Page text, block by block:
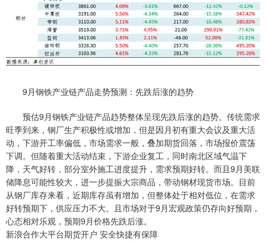
9月钢铁产业链产品走势预测：先跌后涨的趋势
预估9月钢铁产业链产品趋势整体呈现先跌后涨的趋势。传统需求
旺季到来，钢厂生产积极性或增加，但是因月初有重大会议及重大活
动，下游开工率偏低，市场需求一般，叠加期货回落，市场报价震荡
下调。但随着重大活动结束，下游企业复工，同时南北区域气温下
降，天气好转，部分室外施工进度提升，需求预期好转。而且9月美联
储降息可能性较大，进一步提振大宗商品，带动钢材现货市场。目前
从钢厂库存来看，近期库存虽有增加，但整体处于相对低位，在需求
好转预期下，供应压力不大。且市场对于9月宏观政策仍存向好预期，
心态相对乐观，预期9月价格先跌后涨。
新浪合作大平台期货开户 安全快捷有保障